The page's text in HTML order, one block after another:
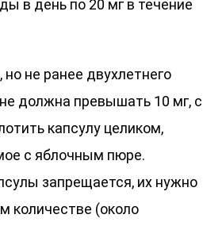
в день по 20 мг в течение
не ранее двухлетнего
должна превышать 10 мг, с
капсулу целиком,
с яблочным пюре.
запрещается, их нужно
количестве (около